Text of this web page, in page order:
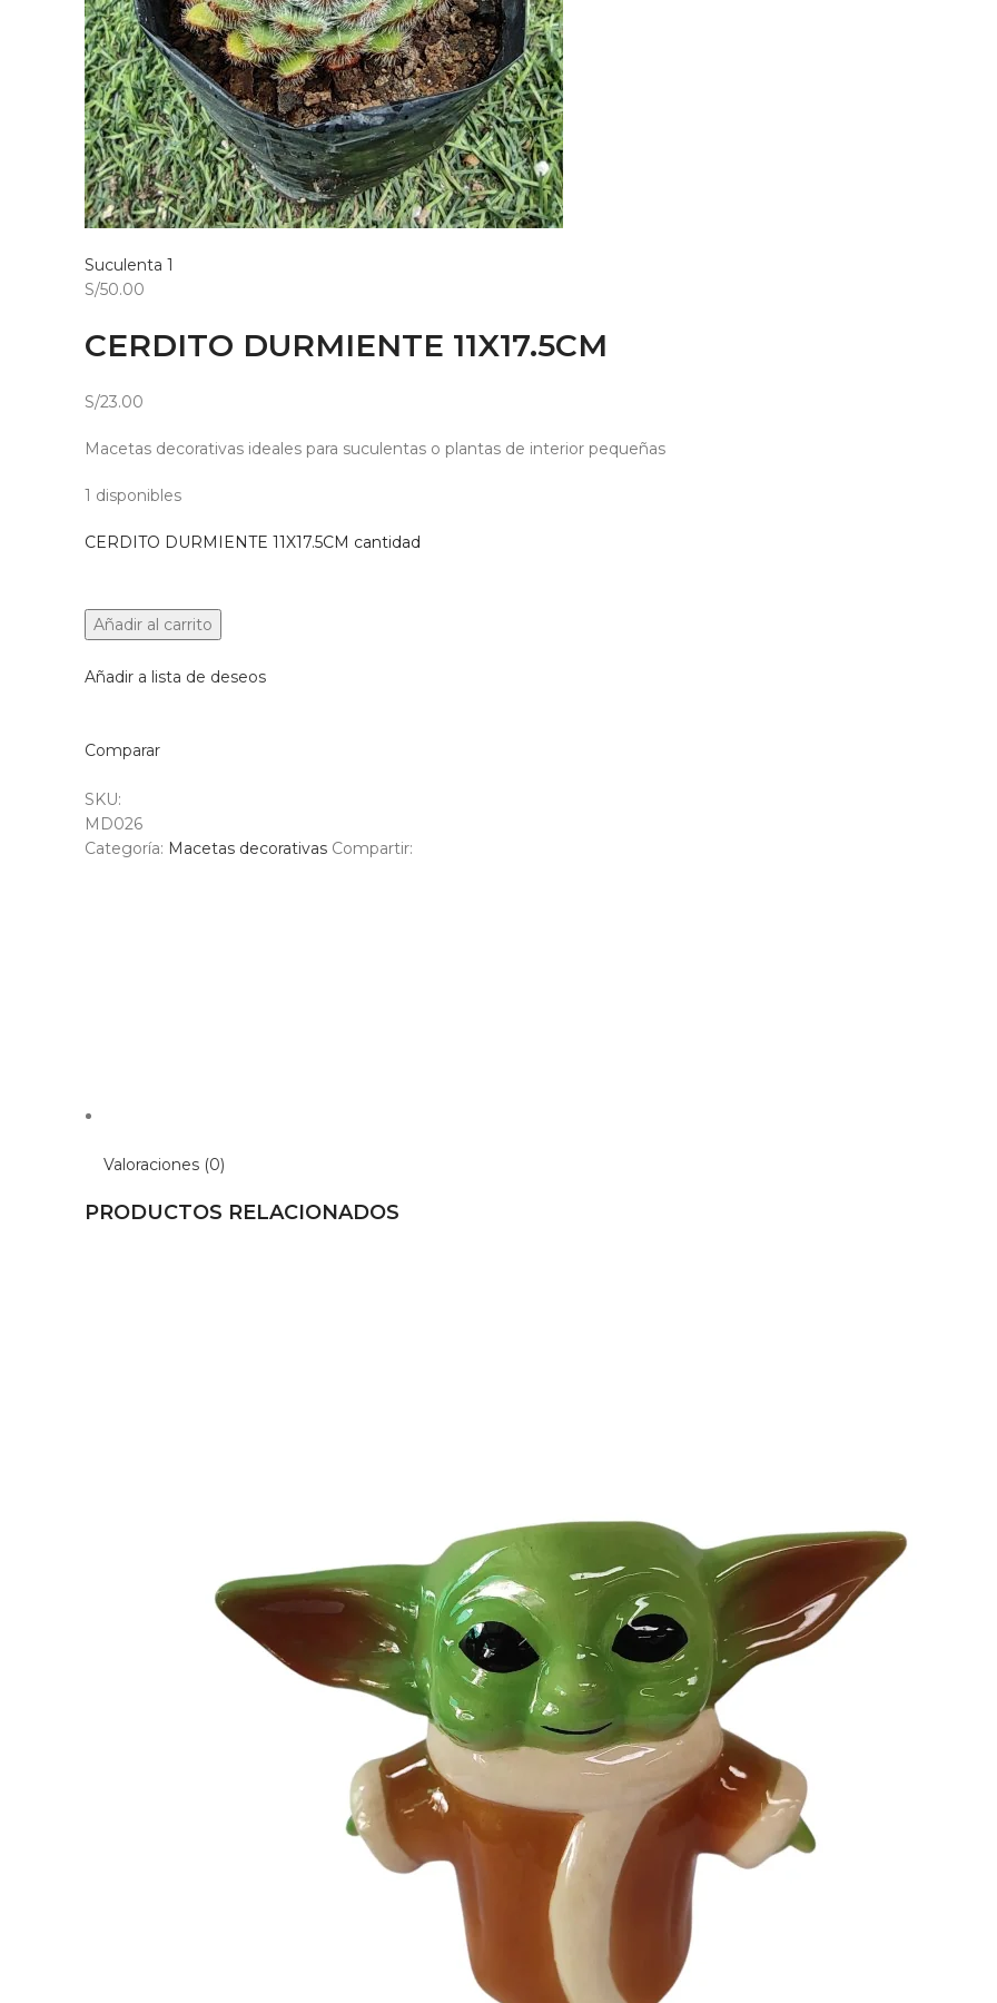
Suculenta 1
S/50.00
CERDITO DURMIENTE 11X17.5CM
S/23.00
Macetas decorativas ideales para suculentas o plantas de interior pequeñas
1 disponibles
CERDITO DURMIENTE 11X17.5CM cantidad
Añadir al carrito
Añadir a lista de deseos
Comparar
SKU:
MD026
Categoría: Macetas decorativas Compartir:
Valoraciones (0)
PRODUCTOS RELACIONADOS